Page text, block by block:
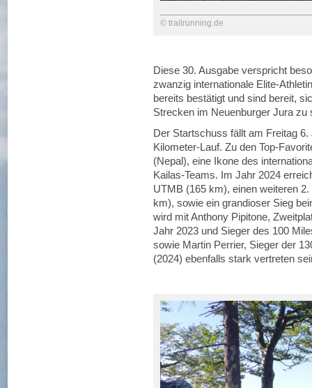
© trailrunning.de
Diese 30. Ausgabe verspricht
zwanzig internationale Elite-
bereits bestätigt und sind bereit,
Strecken im Neuenburger Jura zu
Der Startschuss fällt am Freitag
Kilometer-Lauf. Zu den Top-
(Nepal), eine Ikone des
Kailas-Teams. Im Jahr 2024
UTMB (165 km), einen weiteren
km), sowie ein grandioser Sieg
wird mit Anthony Pipitone,
Jahr 2023 und Sieger des 100
sowie Martin Perrier, Sieger der
(2024) ebenfalls stark vertreten